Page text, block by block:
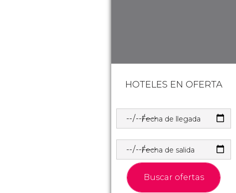
HOTELES EN OFERTA
Fecha de llegada
Fecha de salida
Buscar ofertas